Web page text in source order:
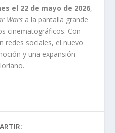
el 22 de mayo de 2026,
Wars a la pantalla grande
cinematográficos. Con
redes sociales, el nuevo
y una expansión